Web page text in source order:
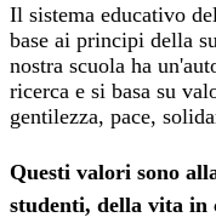
Il sistema educativo
base ai principi della
nostra scuola ha
ricerca e si basa su
gentilezza, pace,
Questi valori sono
studenti, della vita in